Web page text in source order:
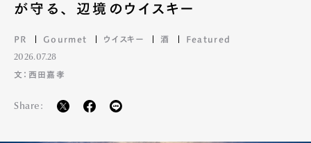
が守る、 辺境のウイスキー
PR Gourmet ウイスキー 酒 Featured
2026.07.28
文：西田嘉孝
Share: